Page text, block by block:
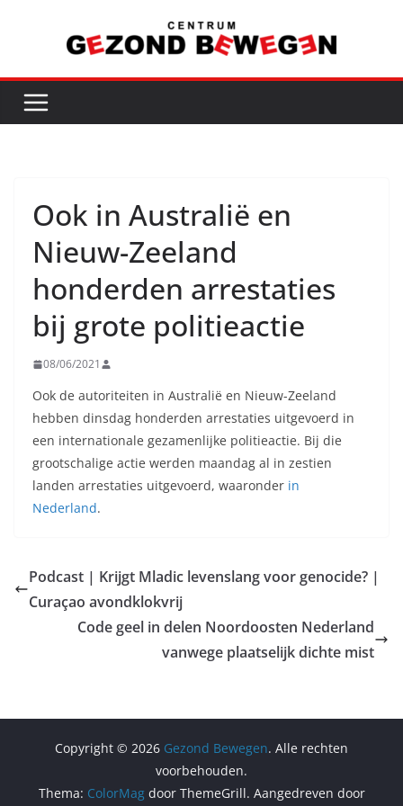
inhoud
Ook in Australië en
Nieuw-Zeeland
honderden arrestaties
bij grote politieactie
08/06/2021
Ook de autoriteiten in Australië en Nieuw-Zeeland
hebben dinsdag honderden arrestaties uitgevoerd in
een internationale gezamenlijke politieactie. Bij die
grootschalige actie werden maandag al in zestien
landen arrestaties uitgevoerd, waaronder in
Nederland.
Podcast | Krijgt Mladic levenslang voor genocide? |
Curaçao avondklokvrij
Code geel in delen Noordoosten Nederland
vanwege plaatselijk dichte mist
Copyright © 2026 Gezond Bewegen. Alle rechten
voorbehouden.
Thema: ColorMagdoor ThemeGrill. Aangedreven door